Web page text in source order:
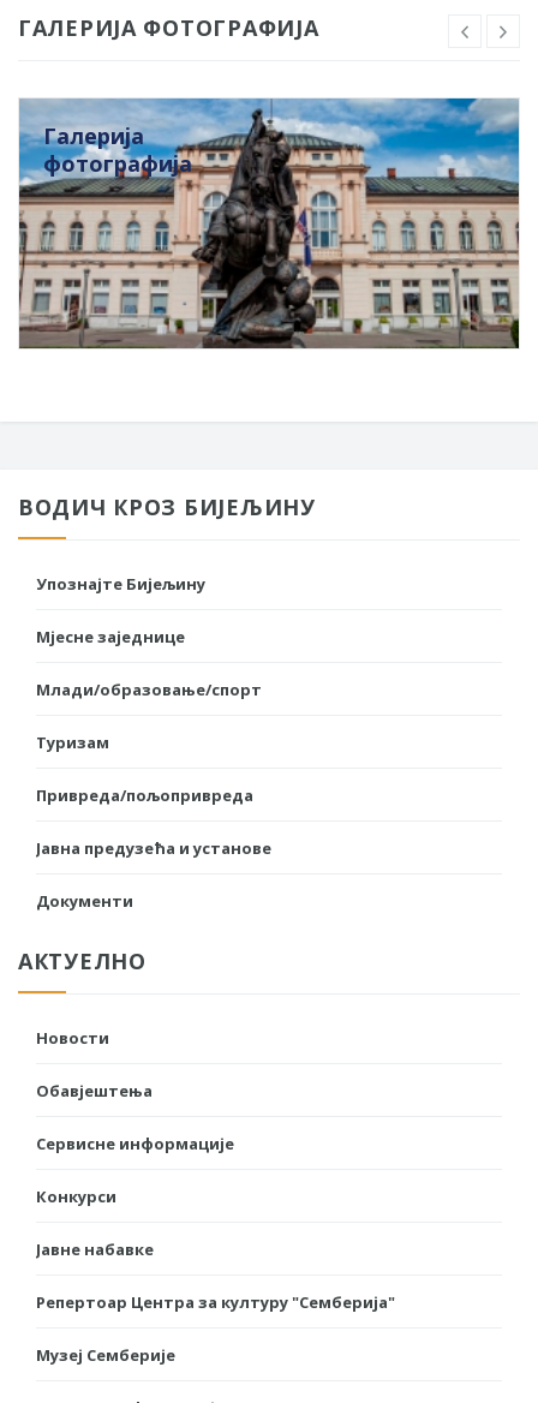
ГАЛЕРИЈА ФОТОГРАФИЈА
Галерија
фотографија
ВОДИЧ КРОЗ БИЈЕЉИНУ
Упознајте Бијељину
Мјесне заједнице
Млади/образовање/спорт
Туризам
Привреда/пољопривреда
Јавна предузећа и установе
Документи
АКТУЕЛНО
Новости
Обавјештења
Сервисне информације
Конкурси
Јавне набавке
Репертоар Центра за културу "Семберија"
Музеј Семберије